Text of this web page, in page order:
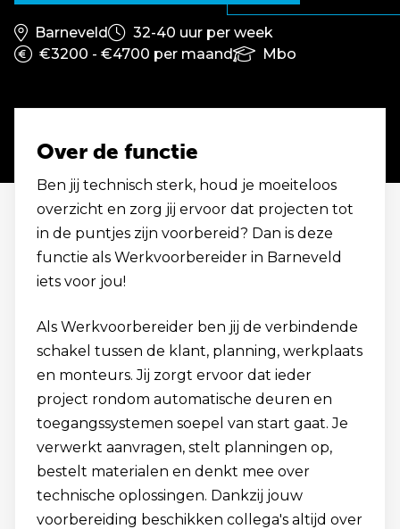
Barneveld
32-40 uur per week
€3200 - €4700 per maand
Mbo
Over de functie
Ben jij technisch sterk, houd je moeiteloos
overzicht en zorg jij ervoor dat projecten tot
in de puntjes zijn voorbereid? Dan is deze
functie als Werkvoorbereider in Barneveld
iets voor jou!
Als Werkvoorbereider ben jij de verbindende
schakel tussen de klant, planning, werkplaats
en monteurs. Jij zorgt ervoor dat ieder
project rondom automatische deuren en
toegangssystemen soepel van start gaat. Je
verwerkt aanvragen, stelt planningen op,
bestelt materialen en denkt mee over
technische oplossingen. Dankzij jouw
voorbereiding beschikken collega's altijd over